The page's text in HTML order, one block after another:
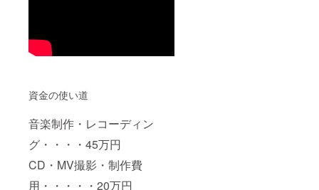
資金の使い道
音楽制作・レコーディン
グ・・・・45万円
CD・MV撮影・制作費
用・・・・・20万円